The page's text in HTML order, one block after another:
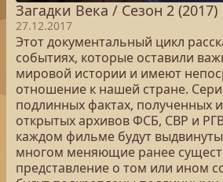
Загадки Века / Сезон 2 (2017)
27.12.2017
Этот документальный цикл
событиях, которые оставили
мировой истории и имеют
отношение к нашей стране.
подлинных фактах, полученных
открытых архивов ФСБ, СВР и
каждом фильме будут
многом меняющие ранее
представление о том или ином